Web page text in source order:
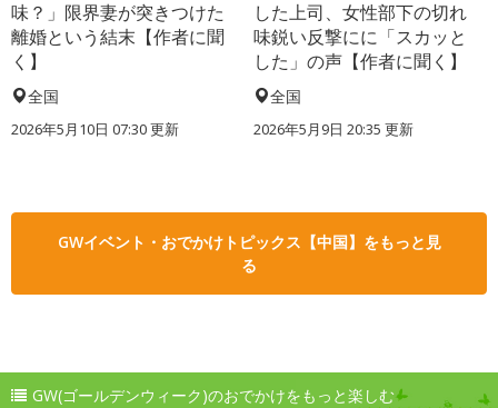
味？」限界妻が突きつけた
離婚という結末【作者に聞
く】
全国
2026年5月10日 07:30 更新
した上司、女性部下の切れ
味鋭い反撃にに「スカッと
した」の声【作者に聞く】
全国
2026年5月9日 20:35 更新
GWイベント・おでかけトピックス【中国】をもっと見
る
GW(ゴールデンウィーク)のおでかけをもっと楽しむ